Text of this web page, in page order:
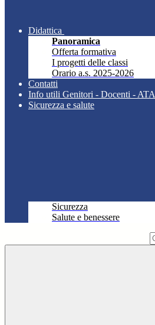
Didattica
Panoramica
Offerta formativa
I progetti delle classi
Orario a.s. 2025-2026
Contatti
Info utili Genitori - Docenti - ATA
Sicurezza e salute
Sicurezza
Salute e benessere